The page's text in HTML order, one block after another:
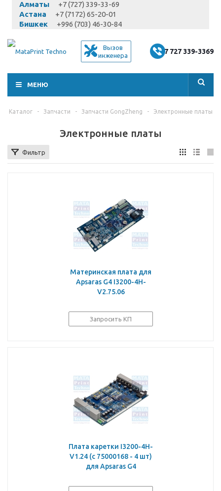
Алматы
+7 (727) 339-33-69
Астана
+7 (7172) 65-20-01
Бишкек
+996 (703) 46-30-84
Вызов
инженера
+7 727 339-3369
МЕНЮ
Каталог - Запчасти - Запчасти GongZheng - Электронные платы
Электронные платы
Фильтр
Материнская плата для
Apsaras G4 I3200-4H-
V2.75.06
Запросить КП
Плата каретки I3200-4H-
V1.24 (c 75000168 - 4 шт)
для Apsaras G4